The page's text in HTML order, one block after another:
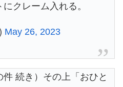
クレーム入れる。
May 26, 2023
件 続き）その上「おひと